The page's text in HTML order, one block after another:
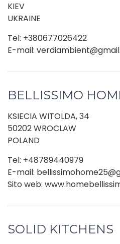
KIEV
UKRAINE
Tel: +380677026422
E-mail:
BELLISSIMO
KSIECIA WITOLDA, 34
50202 WROCLAW
POLAND
Tel: +48789440979
E-mail:
Sito web:
SOLID KITCHENS